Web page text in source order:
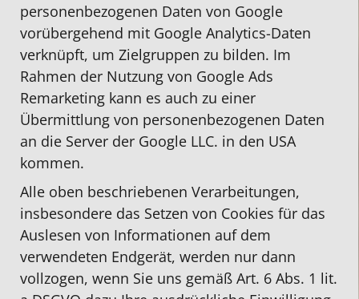
personenbezogenen Daten von Google
vorübergehend mit Google Analytics-Daten
verknüpft, um Zielgruppen zu bilden. Im
Rahmen der Nutzung von Google Ads
Remarketing kann es auch zu einer
Übermittlung von personenbezogenen Daten
an die Server der Google LLC. in den USA
kommen.
Alle oben beschriebenen Verarbeitungen,
insbesondere das Setzen von Cookies für das
Auslesen von Informationen auf dem
verwendeten Endgerät, werden nur dann
vollzogen, wenn Sie uns gemäß Art. 6 Abs. 1 lit.